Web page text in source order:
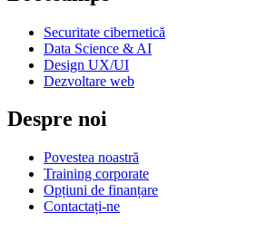
Securitate cibernetică
Data Science & AI
Design UX/UI
Dezvoltare web
Despre noi
Povestea noastră
Training corporate
Opțiuni de finanțare
Contactați-ne